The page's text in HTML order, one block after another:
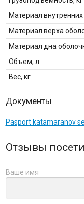
Материал
Материал верха
Материал дна
Объем, л
Вес, кг
Документы
Pasport katamaranov
Отзывы
Ваше имя